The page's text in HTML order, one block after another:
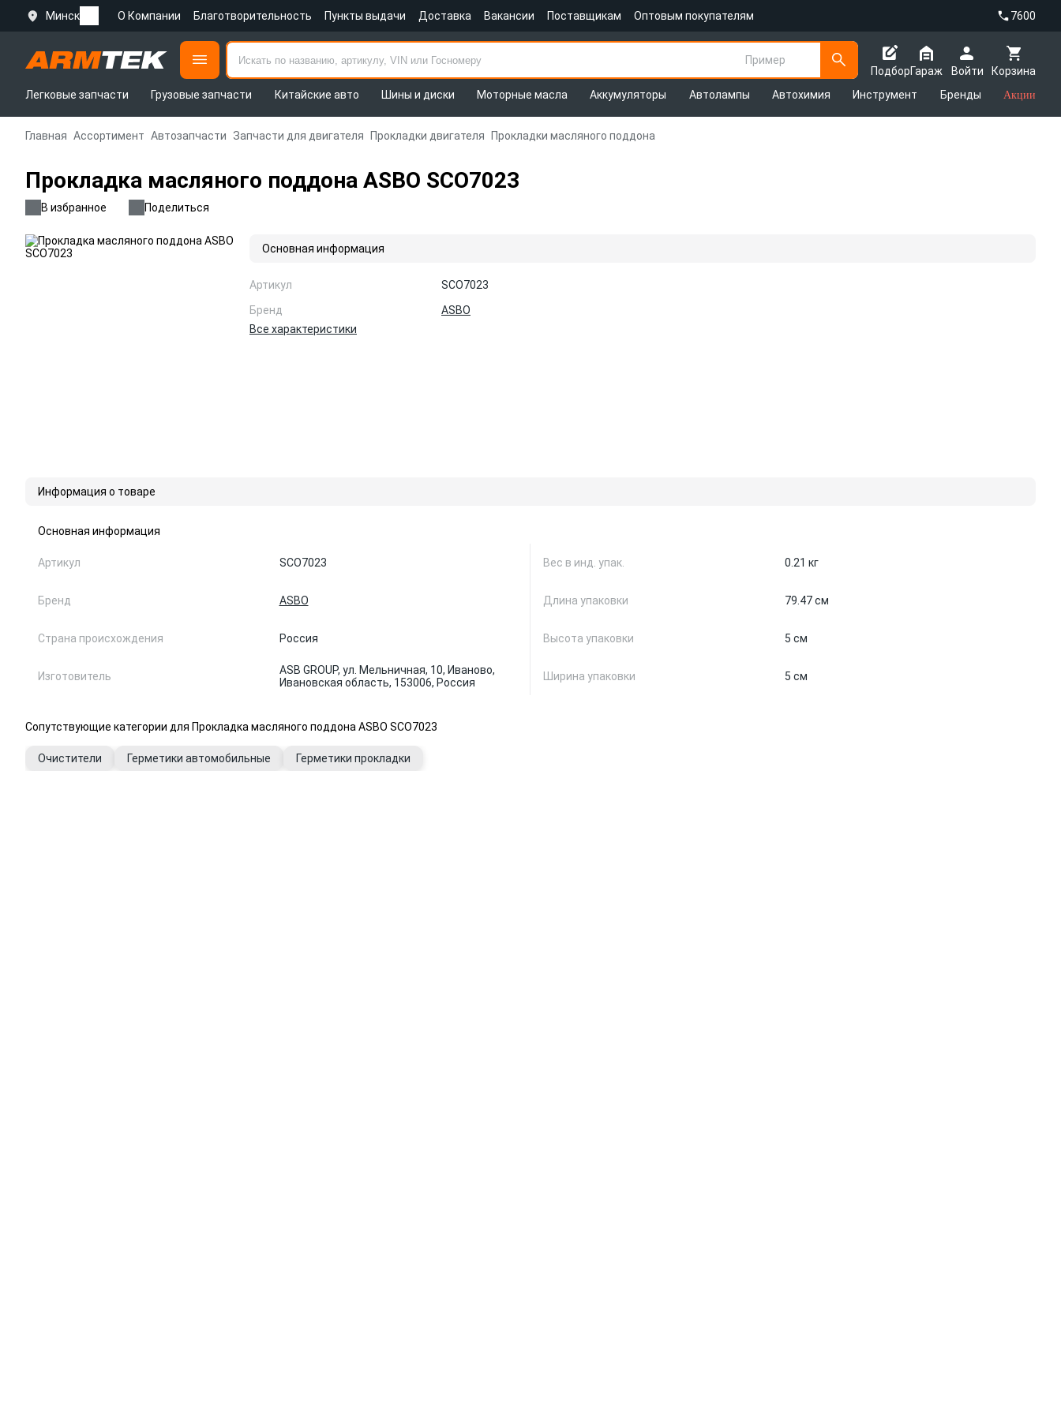
Минск О Компании Благотворительность Пункты выдачи Доставка Вакансии Поставщикам Оптовым покупателям 7600
Пример
Подбор
Корзина
Гараж
Войти
Легковые запчасти
Грузовые запчасти Китайские авто Шины и диски Моторные масла Аккумуляторы Автолампы Автохимия Инструмент Бренды Акции
Главная Ассортимент Автозапчасти Запчасти для двигателя Прокладки двигателя Прокладки масляного поддона
Прокладка масляного поддона ASBO SCO7023
В избранное Поделиться
Основная информация
Артикул
SCO7023
Бренд
ASBO
Все характеристики
Информация о товаре
Основная информация
Артикул SCO7023
Бренд ASBO
Страна происхождения Россия
Изготовитель
ASB GROUP, ул. Мельничная, 10, Иваново,
Ивановская область, 153006, Россия
Вес в инд. упак. 0.21 кг
Длина упаковки 79.47 см
Высота упаковки 5 см
Ширина упаковки 5 см
Сопутствующие категории для Прокладка масляного поддона ASBO SCO7023
Очистители Герметики автомобильные Герметики прокладки